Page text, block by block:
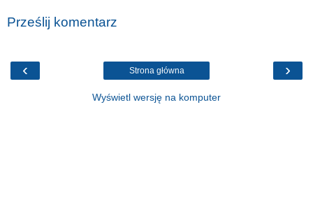
Prześlij komentarz
‹ ›
Strona główna
Wyświetl wersję na komputer